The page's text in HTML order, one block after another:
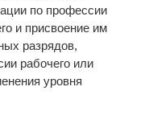
по профессии
и присвоение им
разрядов,
рабочего или
уровня